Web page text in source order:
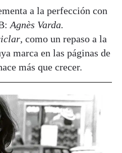
a la perfección con
Agnès Varda.
, como un repaso a la
marca en las páginas de
más que crecer.